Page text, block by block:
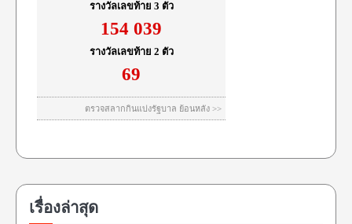
เรื่องล่าสุด